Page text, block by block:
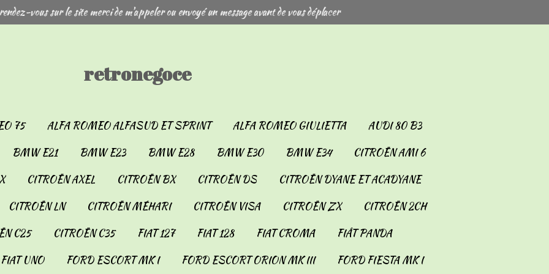
vous sur le site merci de m'appeler ou envoyé un message avant de vous déplacer
retronegoce
75 ALFA ROMEO ALFASUD ET SPRINT ALFA ROMEO GIULIETTA
AUDI 80 B3
BMW E21 BMW E23 BMW E28 BMW E30 BMW E34
CITROËN AMI 6
CITROËN AXEL CITROËN BX CITROËN DS
CITROËN DYANE ET ACADYANE
CITROËN LN CITROËN MÉHARI CITROËN VISA CITROËN ZX
CITROËN 2CH
C25 CITROËN C35 FIAT 127 FIAT 128 FIAT CROMA
FIÂT PANDA
FIAT UNO FORD ESCORT MK I FORD ESCORT ORION MK III
FORD FIESTA MK I